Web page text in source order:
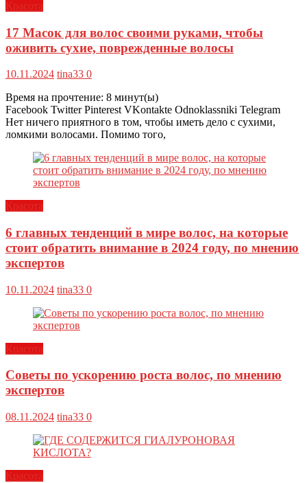
Красота
17 Масок для волос своими руками, чтобы
оживить сухие, поврежденные волосы
10.11.2024 tina33 0
Время на прочтение: 8 минут(ы)
Facebook Twitter Pinterest VKontakte Odnoklassniki Telegram
Нет ничего приятного в том, чтобы иметь дело с сухими,
ломкими волосами. Помимо того,
Красота
6 главных тенденций в мире волос, на которые
стоит обратить внимание в 2024 году, по мнению
экспертов
10.11.2024 tina33 0
Красота
Советы по ускорению роста волос, по мнению
экспертов
08.11.2024 tina33 0
Красота